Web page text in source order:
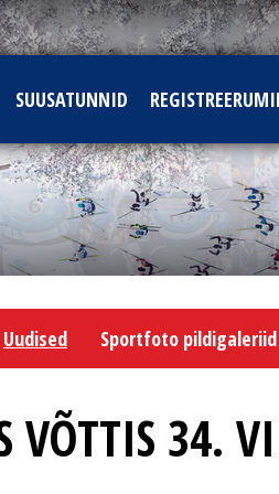
SUUSATUNNID
Uudised Sportfoto pildigaleriid
VÕTTIS 34.